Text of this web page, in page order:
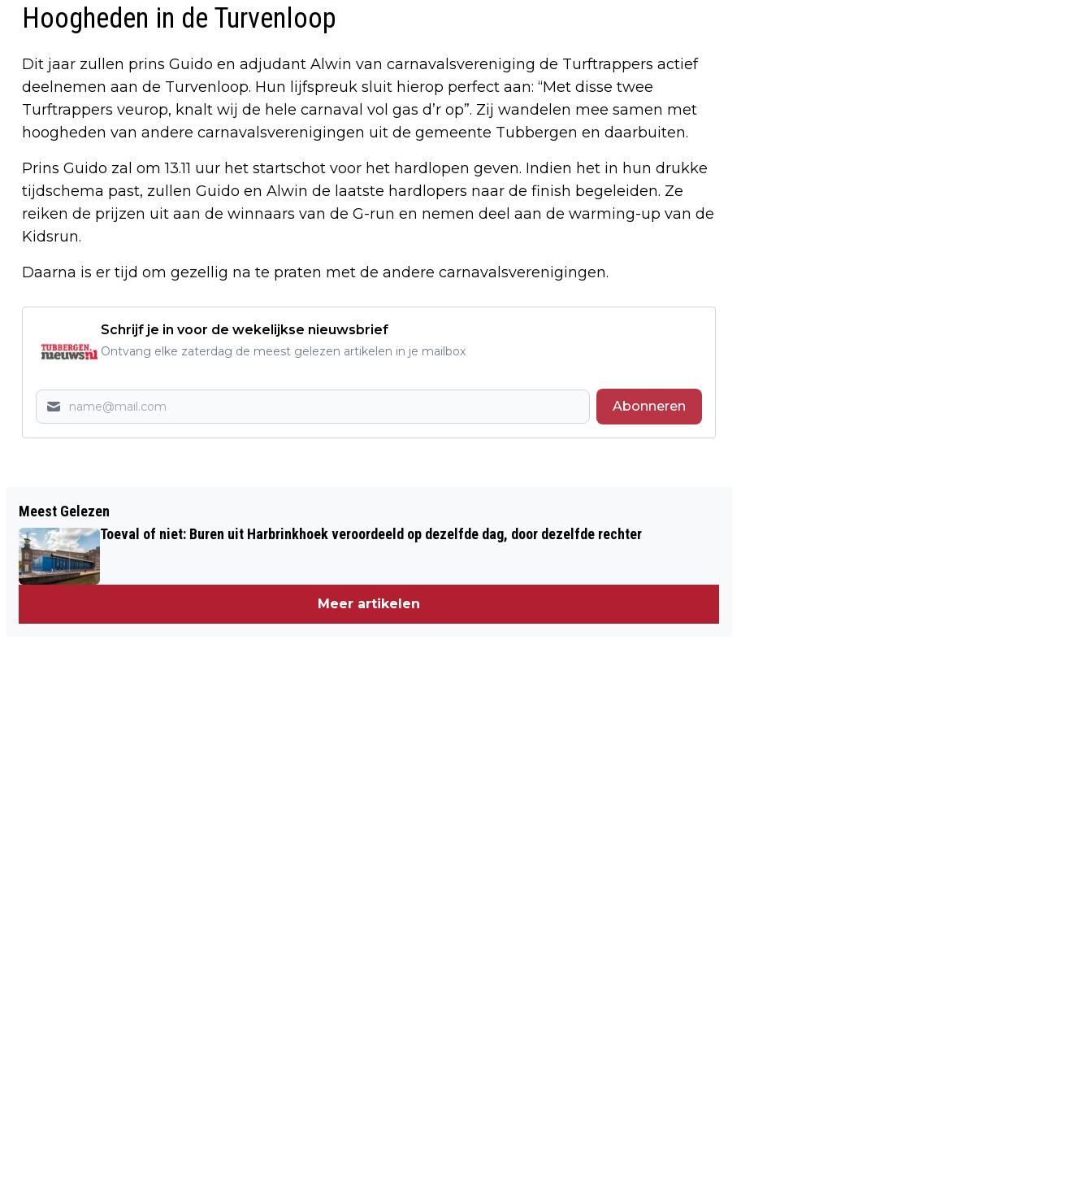
Hoogheden in de Turvenloop
Dit jaar zullen prins Guido en adjudant Alwin van carnavalsvereniging de Turftrappers actief
deelnemen aan de Turvenloop. Hun lijfspreuk sluit hierop perfect aan: “Met disse twee
Turftrappers veurop, knalt wij de hele carnaval vol gas d’r op”. Zij wandelen mee samen met
hoogheden van andere carnavalsverenigingen uit de gemeente Tubbergen en daarbuiten.
Prins Guido zal om 13.11 uur het startschot voor het hardlopen geven. Indien het in hun drukke
tijdschema past, zullen Guido en Alwin de laatste hardlopers naar de finish begeleiden. Ze
reiken de prijzen uit aan de winnaars van de G-run en nemen deel aan de warming-up van de
Kidsrun.
Daarna is er tijd om gezellig na te praten met de andere carnavalsverenigingen.
Schrijf je in voor de wekelijkse nieuwsbrief
Ontvang elke zaterdag de meest gelezen artikelen in je mailbox
Abonneren
RESTAURANT IN GEESTEREN
GENOMINEERD VOOR STARTERSPRIJS
PAPSLEEF VAN HET JAAR: 'EEN MAN DIE
Meest Gelezen
Toeval of niet: Buren uit Harbrinkhoek veroordeeld op dezelfde dag, door dezelfde rechter
Meer artikelen